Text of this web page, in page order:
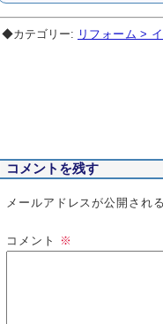
◆カテゴリー: リフォーム >
コメントを残す
メールアドレスが公開され
コメント ※